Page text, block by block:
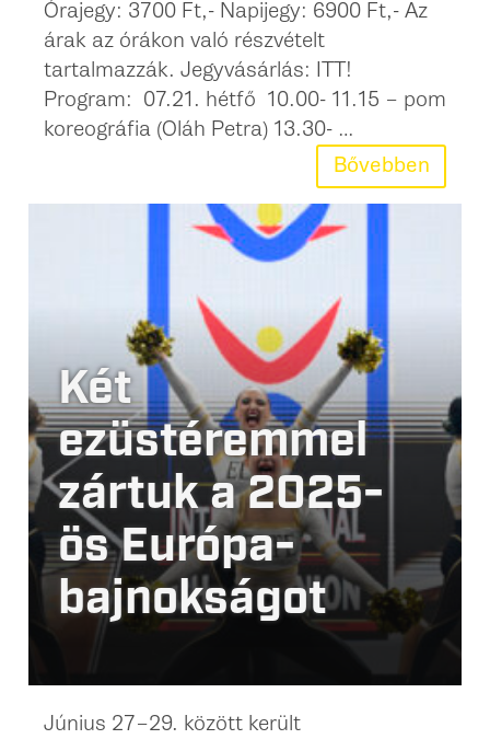
Órajegy: 3700 Ft,- Napijegy: 6900 Ft,- Az
árak az órákon való részvételt
tartalmazzák. Jegyvásárlás: ITT!
Program: 07.21. hétfő 10.00- 11.15 – pom
koreográfia (Oláh Petra) 13.30- …
Bővebben
Két
ezüstéremmel
zártuk a 2025-
ös Európa-
bajnokságot
Június 27–29. között került